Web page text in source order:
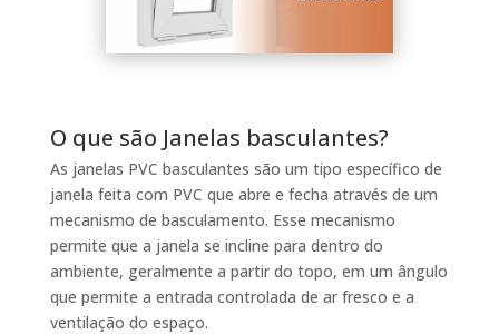
O que são Janelas basculantes?
As janelas PVC basculantes são um tipo específico de
janela feita com PVC que abre e fecha através de um
mecanismo de basculamento. Esse mecanismo
permite que a janela se incline para dentro do
ambiente, geralmente a partir do topo, em um ângulo
que permite a entrada controlada de ar fresco e a
ventilação do espaço.